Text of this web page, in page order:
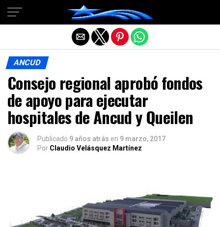
ANCUD
Consejo regional aprobó fondos
de apoyo para ejecutar
hospitales de Ancud y Queilen
Publicado 9 años atrás en 9 marzo, 2017
Por Claudio Velásquez Martínez
Salir de la versión móvil